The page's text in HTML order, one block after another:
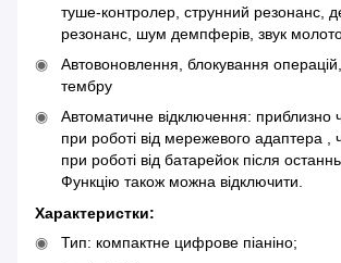
туше-контролер, струнний резонанс,
резонанс, шум демпферів, звук
Автовоновлення, блокування операцій,
тембру
Автоматичне відключення: приблизно
при роботі від мережевого адаптера ,
при роботі від батарейок після
Функцію також можна відключити.
Характеристки:
Тип: компактне цифрове піаніно;